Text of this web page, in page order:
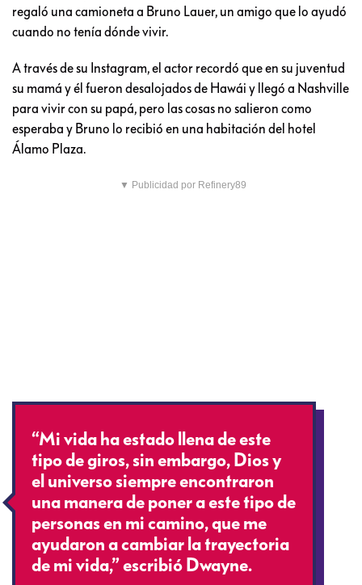
regaló una camioneta a Bruno Lauer, un amigo que lo ayudó
cuando no tenía dónde vivir.
A través de su Instagram, el actor recordó que en su juventud
su mamá y él fueron desalojados de Hawái y llegó a Nashville
para vivir con su papá, pero las cosas no salieron como
esperaba y Bruno lo recibió en una habitación del hotel
Álamo Plaza.
▼ Publicidad por Refinery89
“Mi vida ha estado llena de este
tipo de giros, sin embargo, Dios y
el universo siempre encontraron
una manera de poner a este tipo de
personas en mi camino, que me
ayudaron a cambiar la trayectoria
de mi vida,” escribió Dwayne.